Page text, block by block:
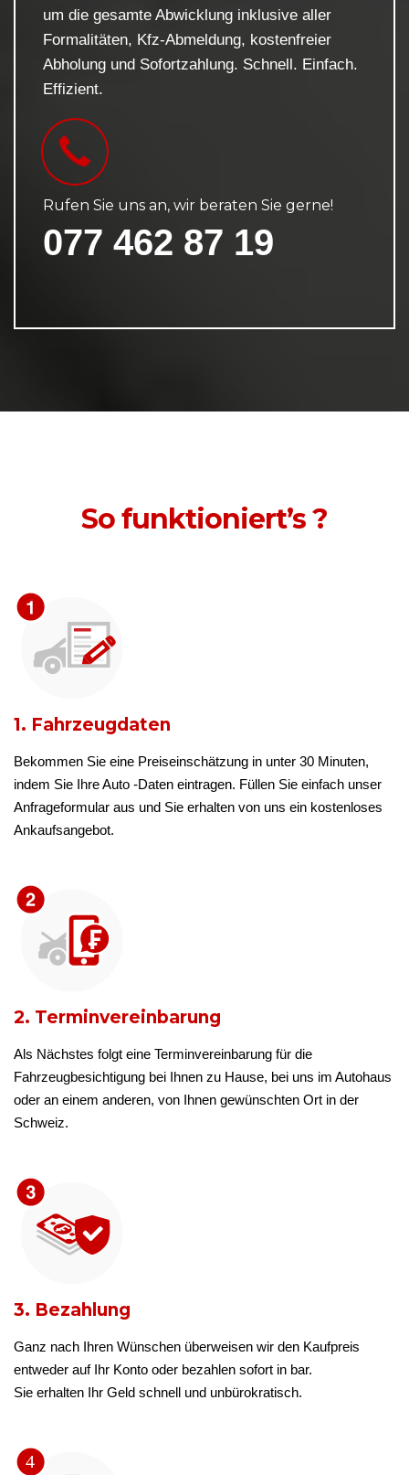
um die gesamte Abwicklung inklusive aller
Formalitäten, Kfz-Abmeldung, kostenfreier
Abholung und Sofortzahlung. Schnell. Einfach.
Effizient.
Rufen Sie uns an, wir beraten Sie gerne!
077 462 87 19
So funktioniert’s ?
1. Fahrzeugdaten
Bekommen Sie eine Preiseinschätzung in unter 30 Minuten,
indem Sie Ihre Auto -Daten eintragen. Füllen Sie einfach unser
Anfrageformular aus und Sie erhalten von uns ein kostenloses
Ankaufsangebot.
2. Terminvereinbarung
Als Nächstes folgt eine Terminvereinbarung für die
Fahrzeugbesichtigung bei Ihnen zu Hause, bei uns im Autohaus
oder an einem anderen, von Ihnen gewünschten Ort in der
Schweiz.
3. Bezahlung
Ganz nach Ihren Wünschen überweisen wir den Kaufpreis
entweder auf Ihr Konto oder bezahlen sofort in bar.
Sie erhalten Ihr Geld schnell und unbürokratisch.